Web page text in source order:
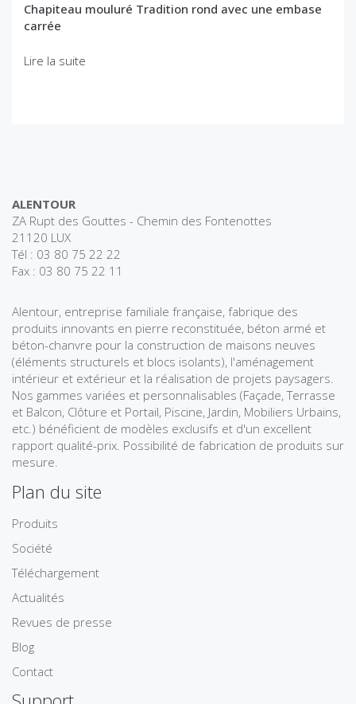
Chapiteau mouluré Tradition rond avec une embase
carrée
Lire la suite
ALENTOUR
ZA Rupt des Gouttes - Chemin des Fontenottes
21120 LUX
Tél : 03 80 75 22 22
Fax : 03 80 75 22 11
Alentour, entreprise familiale française, fabrique des
produits innovants en pierre reconstituée, béton armé et
béton-chanvre pour la construction de maisons neuves
(éléments structurels et blocs isolants), l'aménagement
intérieur et extérieur et la réalisation de projets paysagers.
Nos gammes variées et personnalisables (Façade, Terrasse
et Balcon, Clôture et Portail, Piscine, Jardin, Mobiliers Urbains,
etc.) bénéficient de modèles exclusifs et d'un excellent
rapport qualité-prix. Possibilité de fabrication de produits sur
mesure.
Plan du site
Produits
Société
Téléchargement
Actualités
Revues de presse
Blog
Contact